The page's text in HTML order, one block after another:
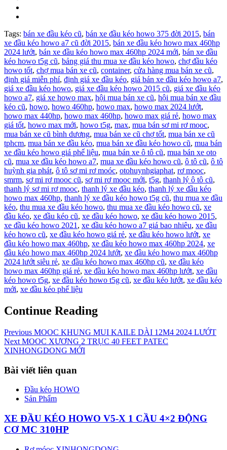
Tags: bán xe đầu kéo cũ, bán xe đầu kéo howo 375 đời 2015, bán
xe đầu kéo howo a7 cũ đời 2015, bán xe đầu kéo howo max 460hp
2024 lướt, bán xe đầu kéo howo max 460hp 2024 mới, bán xe đầu
kéo howo t5g cũ, bảng giá thu mua xe đầu kéo howo, chợ đầu kéo
howo tốt, chợ mua bán xe cũ, container, cửa hàng mua bán xe cũ,
định giá miễn phí, định giá xe đầu kéo, giá bán xe đầu kéo howo a7,
giá xe đầu kéo howo, giá xe đầu kéo howo 2015 cũ, giá xe đầu kéo
howo a7, giá xe howo max, hội mua bán xe cũ, hội mua bán xe đầu
kéo cũ, howo, howo 460hp, howo max, howo max 2024 lướt,
howo max 440hp, howo max 460hp, howo max giá rẻ, howo max
giá tốt, howo max mới, howo t5g, max, mua bán sơ mi rơ mooc,
mua bán xe cũ bình dương, mua bán xe cũ chợ tốt, mua bán xe cũ
tphcm, mua bán xe đầu kéo, mua bán xe đầu kéo howo cũ, mua bán
xe đầu kéo howo giá phế liệu, mua bán xe ô tô cũ, mua bán xe oto
cũ, mua xe đầu kéo howo a7, mua xe đầu kéo howo cũ, ô tô cũ, ô tô
huỳnh gia phát, ô tô sơ mi rơ moóc, otohuynhgiaphat, rơ mooc,
smrm, sơ mi rơ mooc cũ, sơ mi rơ mooc mới, t5g, thanh lý ô tô cũ,
thanh lý sơ mi rơ mooc, thanh lý xe đầu kéo, thanh lý xe đầu kéo
howo max 460hp, thanh lý xe đầu kéo howo t5g cũ, thu mua xe đầu
kéo, thu mua xe đầu kéo howo, thu mua xe đầu kéo howo cũ, xe
đầu kéo, xe đầu kéo cũ, xe đầu kéo howo, xe đầu kéo howo 2015,
xe đầu kéo howo 2021 , xe đầu kéo howo a7 giá bao nhiêu, xe đầu
kéo howo cũ, xe đầu kéo howo giá rẻ, xe đầu kéo howo lướt, xe
đầu kéo howo max 460hp, xe đầu kéo howo max 460hp 2024, xe
đầu kéo howo max 460hp 2024 lướt, xe đầu kéo howo max 460hp
2024 lướt siêu rẻ, xe đầu kéo howo max 460hp cũ, xe đầu kéo
howo max 460hp giá rẻ, xe đầu kéo howo max 460hp lướt, xe đầu
kéo howo t5g, xe đầu kéo howo t5g cũ, xe đầu kéo lướt, xe đầu kéo
mới, xe đầu kéo phế liệu
Continue Reading
Previous MOOC KHUNG MUI KAILE DÀI 12M4 2024 LƯỚT
Next MOOC XƯƠNG 2 TRỤC 40 FEET PATEC
XINHONGDONG MỚI
Bài viết liên quan
Đầu kéo HOWO
Sản Phẩm
XE ĐẦU KÉO HOWO V5-X 1 CẦU 4×2 ĐỘNG
CƠ MC 310HP